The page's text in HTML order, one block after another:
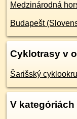
Medzinárodná
Budapešt
Cyklotrasy v
Šarišský
V kategóriách